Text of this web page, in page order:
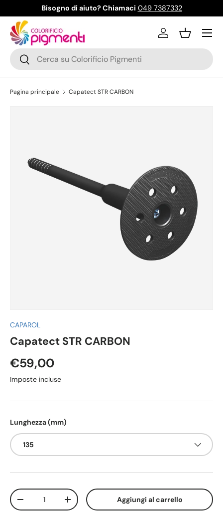
Passa ai contenuti
Bisogno di aiuto? Chiamaci 049 7387332
Cerca
Cerca
AccediCestino
Menu
Pagina principale Capatect STR CARBON
CAPAROL
Capatect STR CARBON
€59,00
Imposte incluse
Lunghezza (mm)
135
Q.tà
-
+ Aggiungi al carrello